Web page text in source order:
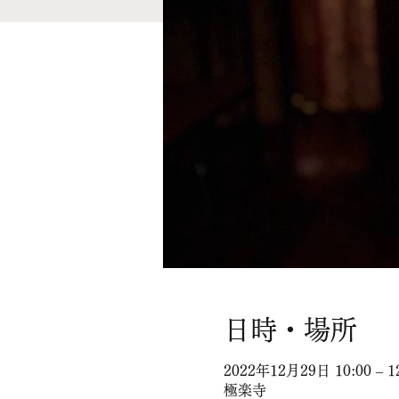
日時・場所
2022年12月29日 10:00 –
極楽寺